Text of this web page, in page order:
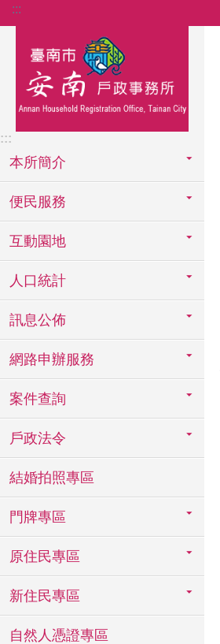
跳到主要內容區塊
:::
:::
本所簡介
便民服務
互動園地
人口統計
訊息公佈
網路申辦服務
案件查詢
戶政法令
結婚拍照專區
門牌專區
原住民專區
新住民專區
自然人憑證專區